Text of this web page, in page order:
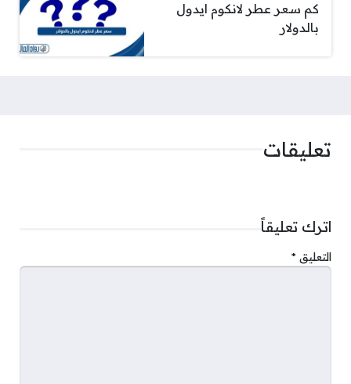
كم سعر عطر لانكوم ايدول
بالدولار
تعليقات
اترك تعليقاً
التعليق *